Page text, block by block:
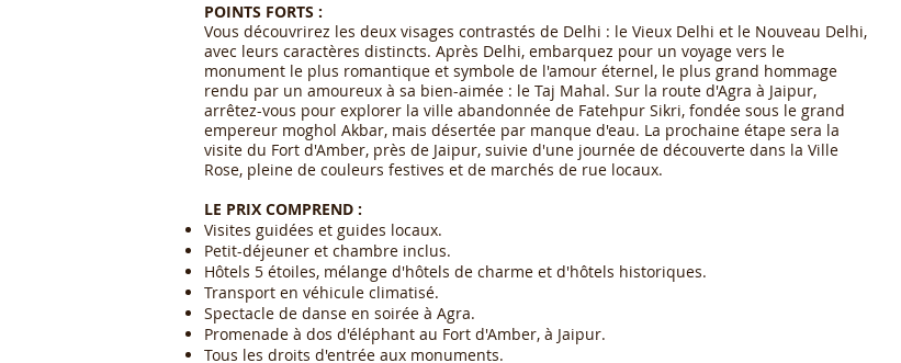
POINTS FORTS :
Vous découvrirez les deux visages contrastés de Delhi : le Vieux Delhi et le Nouveau Delhi,
avec leurs caractères distincts. Après Delhi, embarquez pour un voyage vers le
monument le plus romantique et symbole de l'amour éternel, le plus grand hommage
rendu par un amoureux à sa bien-aimée : le Taj Mahal. Sur la route d'Agra à Jaipur,
arrêtez-vous pour explorer la ville abandonnée de Fatehpur Sikri, fondée sous le grand
empereur moghol Akbar, mais désertée par manque d'eau. La prochaine étape sera la
visite du Fort d'Amber, près de Jaipur, suivie d'une journée de découverte dans la Ville
Rose, pleine de couleurs festives et de marchés de rue locaux.
LE PRIX COMPREND :
Visites guidées et guides locaux.
Petit-déjeuner et chambre inclus.
Hôtels 5 étoiles, mélange d'hôtels de charme et d'hôtels historiques.
Transport en véhicule climatisé.
Spectacle de danse en soirée à Agra.
Promenade à dos d'éléphant au Fort d'Amber, à Jaipur.
Tous les droits d'entrée aux monuments.